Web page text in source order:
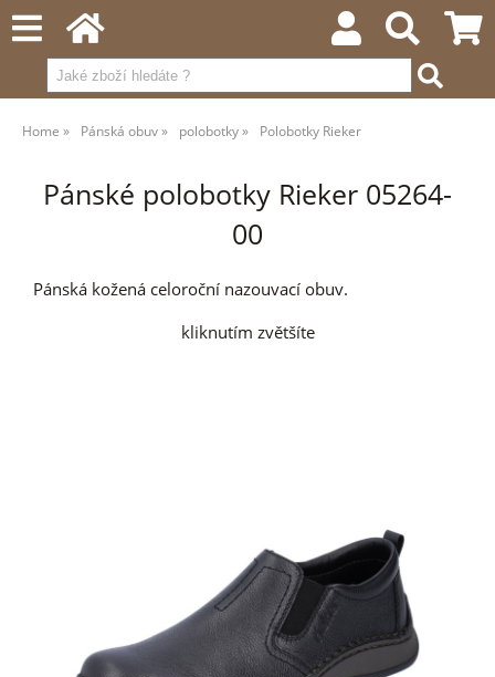
Home Pánská obuv polobotky Polobotky Rieker
Pánské polobotky Rieker 05264-
00
Pánská kožená celoroční nazouvací obuv.
kliknutím zvětšíte